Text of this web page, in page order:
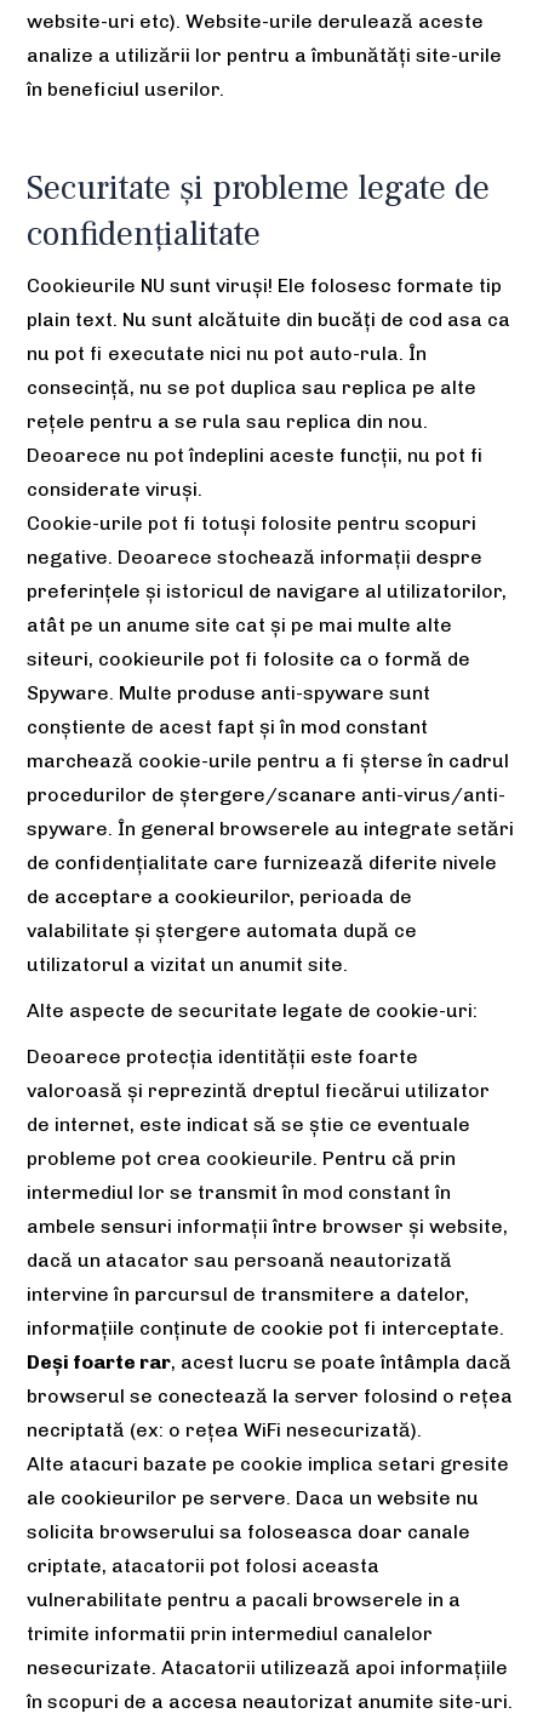
website-uri etc). Website-urile derulează aceste
analize a utilizării lor pentru a îmbunătăți site-urile
în beneficiul userilor.
Securitate și probleme legate de
confidențialitate
Cookieurile NU sunt viruși! Ele folosesc formate tip
plain text. Nu sunt alcătuite din bucăți de cod asa ca
nu pot fi executate nici nu pot auto-rula. În
consecință, nu se pot duplica sau replica pe alte
rețele pentru a se rula sau replica din nou.
Deoarece nu pot îndeplini aceste funcții, nu pot fi
considerate viruși.
Cookie-urile pot fi totuși folosite pentru scopuri
negative. Deoarece stochează informații despre
preferințele și istoricul de navigare al utilizatorilor,
atât pe un anume site cat și pe mai multe alte
siteuri, cookieurile pot fi folosite ca o formă de
Spyware. Multe produse anti-spyware sunt
conștiente de acest fapt și în mod constant
marchează cookie-urile pentru a fi șterse în cadrul
procedurilor de ștergere/scanare anti-virus/anti-
spyware. În general browserele au integrate setări
de confidențialitate care furnizează diferite nivele
de acceptare a cookieurilor, perioada de
valabilitate și ștergere automata după ce
utilizatorul a vizitat un anumit site.
Alte aspecte de securitate legate de cookie-uri:
Deoarece protecția identității este foarte
valoroasă și reprezintă dreptul fiecărui utilizator
de internet, este indicat să se știe ce eventuale
probleme pot crea cookieurile. Pentru că prin
intermediul lor se transmit în mod constant în
ambele sensuri informații între browser și website,
dacă un atacator sau persoană neautorizată
intervine în parcursul de transmitere a datelor,
informațiile conținute de cookie pot fi interceptate.
Deși foarte rar, acest lucru se poate întâmpla dacă
browserul se conectează la server folosind o rețea
necriptată (ex: o rețea WiFi nesecurizată).
Alte atacuri bazate pe cookie implica setari gresite
ale cookieurilor pe servere. Daca un website nu
solicita browserului sa foloseasca doar canale
criptate, atacatorii pot folosi aceasta
vulnerabilitate pentru a pacali browserele in a
trimite informatii prin intermediul canalelor
nesecurizate. Atacatorii utilizează apoi informațiile
în scopuri de a accesa neautorizat anumite site-uri.